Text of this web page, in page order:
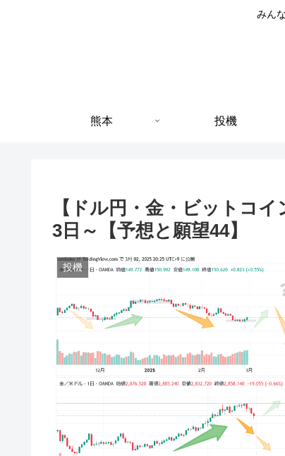
みん
熊本 投機
【ドル円・金・ビットコ
3日～【予想と願望44】
投機